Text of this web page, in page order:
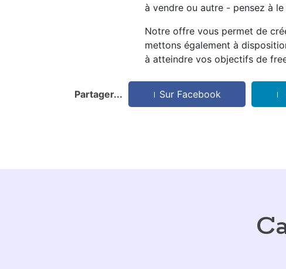
à vendre ou autre - pensez à
Notre offre vous permet de
mettons également à
à atteindre vos objectifs de
Partager... Sur Facebook